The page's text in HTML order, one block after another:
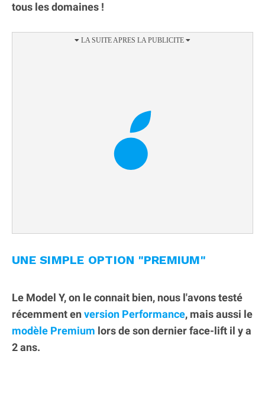
tous les domaines !
UNE SIMPLE OPTION "PREMIUM"
Le Model Y, on le connait bien, nous l'avons testé
récemment en version Performance, mais aussi le
modèle Premium lors de son dernier face-lift il y a
2 ans.